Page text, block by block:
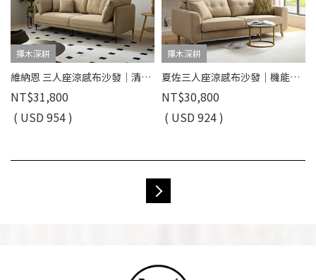
擇木深耕
維納恩 三人座涼感布沙發｜清新機能涼感布 × 高密度彈力坐墊 × 金屬高腳設計 – 擇木深耕系列
NT$31,800
( USD 954 )
擇木深耕
夏佐三人座涼感布沙發｜機能涼感紗 × 防潑水耐磨 × SGS 認證品質 – 擇木深耕
NT$30,800
( USD 924 )